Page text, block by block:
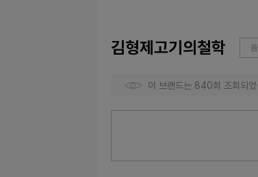
김형제고기의철학
이 브랜드는 840회 조회되었